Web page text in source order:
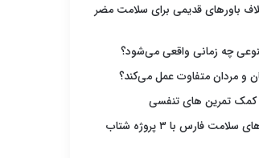
باورهای قدیمی برای سلامت مضر
چه زمانی واقعی می‌شود؟
و مردان متفاوت عمل می‌کند؟
به کمک تمرین های تنفسی
توسعه زیرساخت‌های سلامت فارس با ۳ پروژه شتاب